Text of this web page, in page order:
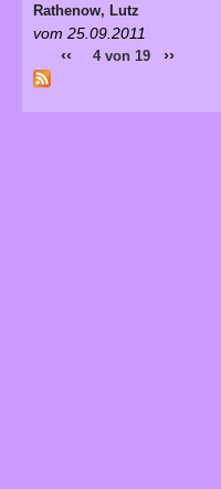
Rathenow, Lutz
vom 25.09.2011
‹‹ 4 von 19 ››